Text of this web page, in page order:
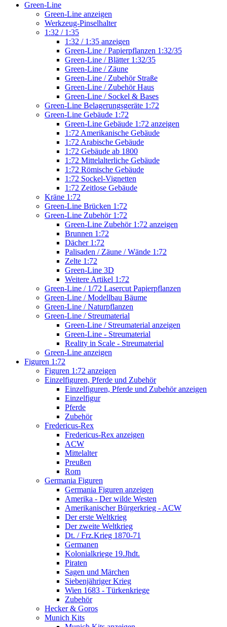
Green-Line
Green-Line anzeigen
Werkzeug-Pinselhalter
1:32 / 1:35
1:32 / 1:35 anzeigen
Green-Line / Papierpflanzen 1:32/35
Green-Line / Blätter 1:32/35
Green-Line / Zäune
Green-Line / Zubehör Straße
Green-Line / Zubehör Haus
Green-Line / Sockel & Bases
Green-Line Belagerungsgeräte 1:72
Green-Line Gebäude 1:72
Green-Line Gebäude 1:72 anzeigen
1:72 Amerikanische Gebäude
1:72 Arabische Gebäude
1:72 Gebäude ab 1800
1:72 Mittelalterliche Gebäude
1:72 Römische Gebäude
1:72 Sockel-Vignetten
1:72 Zeitlose Gebäude
Kräne 1:72
Green-Line Brücken 1:72
Green-Line Zubehör 1:72
Green-Line Zubehör 1:72 anzeigen
Brunnen 1:72
Dächer 1:72
Palisaden / Zäune / Wände 1:72
Zelte 1:72
Green-Line 3D
Weitere Artikel 1:72
Green-Line / 1/72 Lasercut Papierpflanzen
Green-Line / Modellbau Bäume
Green-Line / Naturpflanzen
Green-Line / Streumaterial
Green-Line / Streumaterial anzeigen
Green-Line - Streumaterial
Reality in Scale - Streumaterial
Green-Line anzeigen
Figuren 1:72
Figuren 1:72 anzeigen
Einzelfiguren, Pferde und Zubehör
Einzelfiguren, Pferde und Zubehör anzeigen
Einzelfigur
Pferde
Zubehör
Fredericus-Rex
Fredericus-Rex anzeigen
ACW
Mittelalter
Preußen
Rom
Germania Figuren
Germania Figuren anzeigen
Amerika - Der wilde Westen
Amerikanischer Bürgerkrieg - ACW
Der erste Weltkrieg
Der zweite Weltkrieg
Dt. / Frz.Krieg 1870-71
Germanen
Kolonialkriege 19.Jhdt.
Piraten
Sagen und Märchen
Siebenjähriger Krieg
Wien 1683 - Türkenkriege
Zubehör
Hecker & Goros
Munich Kits